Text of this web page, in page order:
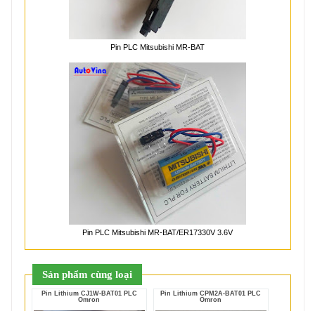
Pin PLC Mitsubishi MR-BAT
Pin PLC Mitsubishi MR-BAT/ER17330V 3.6V
Sản phẩm cùng loại
Pin Lithium CJ1W-BAT01 PLC
Omron
Pin Lithium CPM2A-BAT01 PLC
Omron